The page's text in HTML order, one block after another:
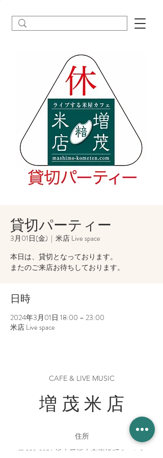
貸切パーティー
3月01日(金)
  |
米店 Live space
本日は、貸切となっております。
またのご来店お待ちしております。
日時
2024年3月01日 18:00 – 23:00
米店 Live space
CAFE & LIVE MUSIC
増 茂 米 店
住所
〒328-0051 栃木県栃木市柳橋町２−１３